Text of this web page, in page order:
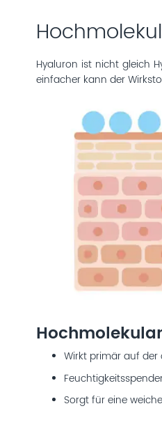
Hyaluron ist nicht gleich
einfacher kann der
Wirkt primär auf
Sorgt für eine